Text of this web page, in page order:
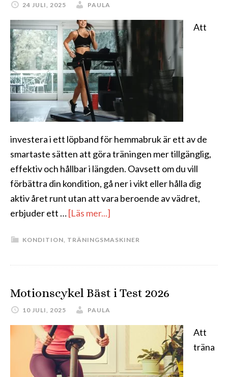
24 JULI, 2025 PAULA
Att
investera i ett löpband för hemmabruk är ett av de
smartaste sätten att göra träningen mer tillgänglig,
effektiv och hållbar i längden. Oavsett om du vill
förbättra din kondition, gå ner i vikt eller hålla dig
aktiv året runt utan att vara beroende av vädret,
erbjuder ett …[Läs mer...]
KONDITION, TRÄNINGSMASKINER
Motionscykel Bäst i Test 2026
10 JULI, 2025 PAULA
Att
träna